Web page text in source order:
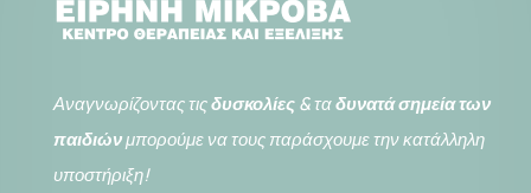
Αναγνωρίζοντας τιςδυσκολίες & ταδυνατά σημεία των
παιδιώνμπορούμε να τους παράσχουμε την κατάλληλη
υποστήριξη!